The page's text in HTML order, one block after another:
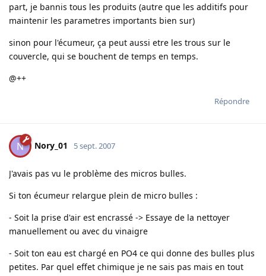
part, je bannis tous les produits (autre que les additifs pour
maintenir les parametres importants bien sur)
sinon pour l'écumeur, ça peut aussi etre les trous sur le
couvercle, qui se bouchent de temps en temps.
@++
Répondre
N Nory_01 5 sept. 2007
J'avais pas vu le problème des micros bulles.
Si ton écumeur relargue plein de micro bulles :
- Soit la prise d'air est encrassé -> Essaye de la nettoyer
manuellement ou avec du vinaigre
- Soit ton eau est chargé en PO4 ce qui donne des bulles plus
petites. Par quel effet chimique je ne sais pas mais en tout